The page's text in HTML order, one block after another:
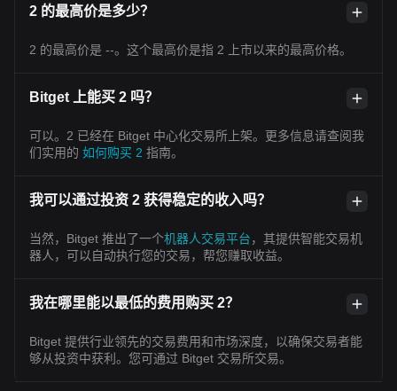
2 的最高价是多少？
2 的最高价是 --。这个最高价是指 2 上市以来的最高价格。
Bitget 上能买 2 吗？
可以。2 已经在 Bitget 中心化交易所上架。更多信息请查阅我
们实用的 如何购买 2 指南。
我可以通过投资 2 获得稳定的收入吗？
当然，Bitget 推出了一个机器人交易平台，其提供智能交易机
器人，可以自动执行您的交易，帮您赚取收益。
我在哪里能以最低的费用购买 2？
Bitget 提供行业领先的交易费用和市场深度，以确保交易者能
够从投资中获利。您可通过 Bitget 交易所交易。